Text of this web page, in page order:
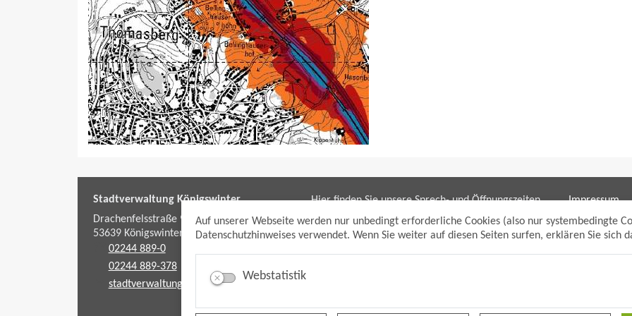
Auf unserer Webseite werden nur unbedingt erforderliche Cookies (also nur systembedingte
Datenschutzhinweises verwendet. Wenn Sie weiter auf diesen Seiten surfen, erklären Sie sich
Webstatistik
Stadtverwaltung Königswinter
Drachenfelsstraße 9-11
53639 Königswinter
02244 889-0
02244 889-378
stadtverwaltung@koenigswinter.de
Hier finden Sie unsere Sprech- und Öffnungszeiten
für die Bereiche:
Bürgerbüro/bpunkt
Gewerbeamt
Planen und Bauen (Bauamt)
Impressum
Sitemap
Anmelden
Suche